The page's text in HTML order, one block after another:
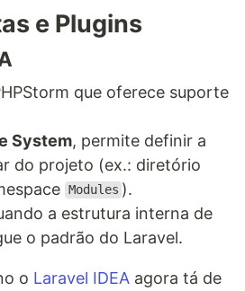
e Plugins
que oferece suporte
System, permite definir a
do projeto (ex.: diretório
Modules ).
a estrutura interna de
o padrão do Laravel.
o Laravel IDEA agora tá de